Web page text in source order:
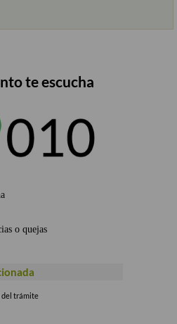
te escucha
o quejas
del trámite